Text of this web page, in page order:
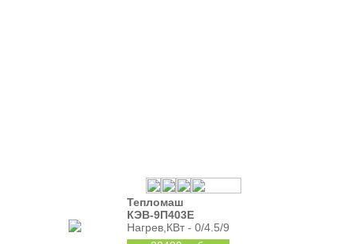
Тепломаш
КЭВ-9П403Е
Нагрев,КВт - 0/4.5/9